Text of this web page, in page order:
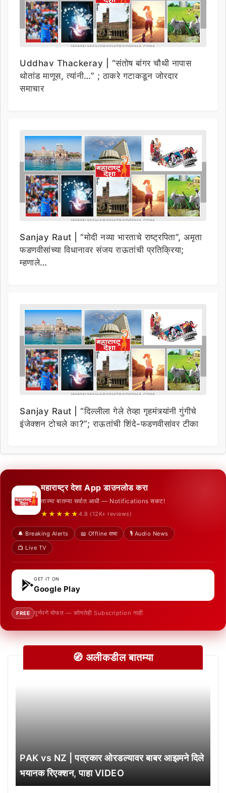
Uddhav Thackeray | “संतोष बांगर चौथी नापास
थोतांड माणूस, त्यांनी…” ; ठाकरे गटाकडून जोरदार
समाचार
Sanjay Raut | “मोदी नव्या भारताचे राष्ट्रपिता”, अमृता
फडणवीसांच्या विधानावर संजय राऊतांची प्रतिक्रिया;
म्हणाले…
Sanjay Raut | “दिल्लीला गेले तेव्हा गृहमंत्र्यांनी गुंगीचे
इंजेक्शन टोचले का?”; राऊतांची शिंदे-फडणवीसांवर टीका
महाराष्ट्र देशा App डाउनलोड करा
ताज्या बातम्या सर्वात आधी — Notifications सकट!
★★★★★ 4.8 (12K+ reviews)
🔔 Breaking Alerts 📖 Offline वाचा
🎙️ Audio News
📺 Live TV
GET IT ON
Google Play
FREE पूर्णपणे मोफत — कोणतेही Subscription नाही
🧭 अलीकडील बातम्या
PAK vs NZ | पत्रकार ओरडल्यावर बाबर आझमने दिले
भयानक रिएक्शन, पाहा VIDEO